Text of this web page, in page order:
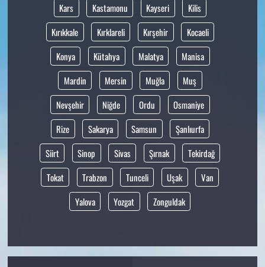
Kars
Kastamonu Kayseri
Kilis
Kırıkkale
Kırklareli Kırşehir
Kocaeli
Konya
Kütahya Malatya
Manisa
Mardin
Mersin Muğla
Muş
Nevşehir
Niğde Ordu
Osmaniye
Rize
Sakarya Samsun
Şanlıurfa
Siirt
Sinop Sivas Şırnak
Tekirdağ
Tokat
Trabzon Tunceli Uşak
Van
Yalova
Yozgat Zonguldak